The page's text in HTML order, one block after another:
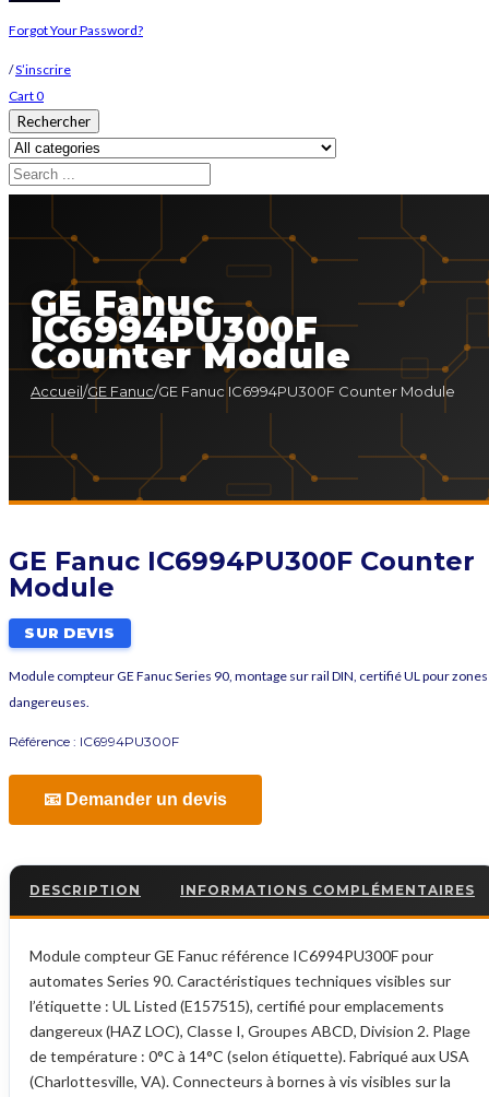
Forgot Your Password?
/S’inscrire
Cart0
Rechercher
GE Fanuc
IC6994PU300F
Counter Module
Accueil/GE Fanuc/GE Fanuc IC6994PU300F Counter Module
GE Fanuc IC6994PU300F Counter
Module
SUR DEVIS
Module compteur GE Fanuc Series 90, montage sur rail DIN, certifié UL pour zones
dangereuses.
Référence : IC6994PU300F
📧 Demander un devis
DESCRIPTION INFORMATIONS COMPLÉMENTAIRES
Module compteur GE Fanuc référence IC6994PU300F pour
automates Series 90. Caractéristiques techniques visibles sur
l’étiquette : UL Listed (E157515), certifié pour emplacements
dangereux (HAZ LOC), Classe I, Groupes ABCD, Division 2. Plage
de température : 0°C à 14°C (selon étiquette). Fabriqué aux USA
(Charlottesville, VA). Connecteurs à bornes à vis visibles sur la